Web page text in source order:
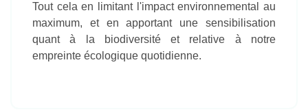
Tout cela en limitant l'impact environnemental au
maximum, et en apportant une sensibilisation
quant à la biodiversité et relative à notre
empreinte écologique quotidienne.